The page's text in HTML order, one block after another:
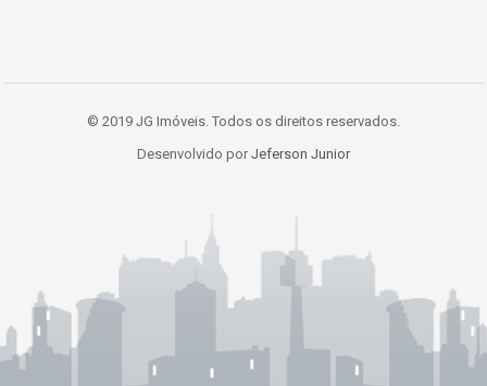
© 2019 JG Imóveis. Todos os direitos reservados.
Desenvolvido por Jeferson Junior